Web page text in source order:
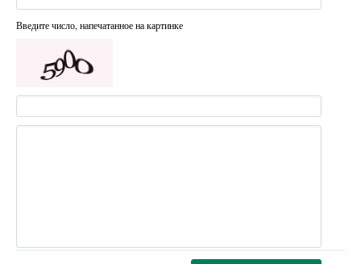
Введите число, напечатанное на картинке